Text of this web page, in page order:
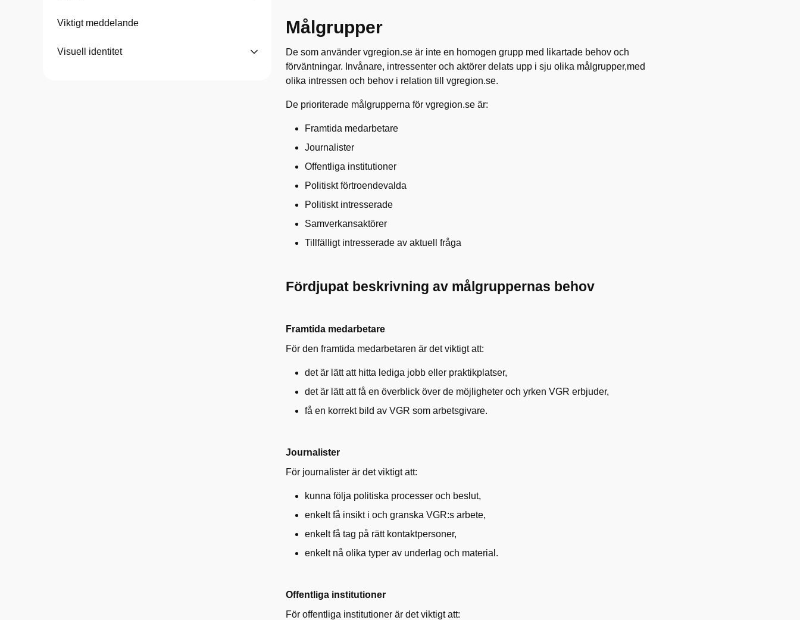
Viktigt meddelande
Visuell identitet
Målgrupper
De som använder vgregion.se är inte en homogen grupp med likartade behov och
förväntningar. Invånare, intressenter och aktörer delats upp i sju olika målgrupper,med
olika intressen och behov i relation till vgregion.se.
De prioriterade målgrupperna för vgregion.se är:
Framtida medarbetare
Journalister
Offentliga institutioner
Politiskt förtroendevalda
Politiskt intresserade
Samverkansaktörer
Tillfälligt intresserade av aktuell fråga
Fördjupat beskrivning av målgruppernas behov
Framtida medarbetare
För den framtida medarbetaren är det viktigt att:
det är lätt att hitta lediga jobb eller praktikplatser,
det är lätt att få en överblick över de möjligheter och yrken VGR erbjuder,
få en korrekt bild av VGR som arbetsgivare.
Journalister
För journalister är det viktigt att:
kunna följa politiska processer och beslut,
enkelt få insikt i och granska VGR:s arbete,
enkelt få tag på rätt kontaktpersoner,
enkelt nå olika typer av underlag och material.
Offentliga institutioner
För offentliga institutioner är det viktigt att: